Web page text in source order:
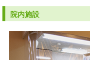
院内施設